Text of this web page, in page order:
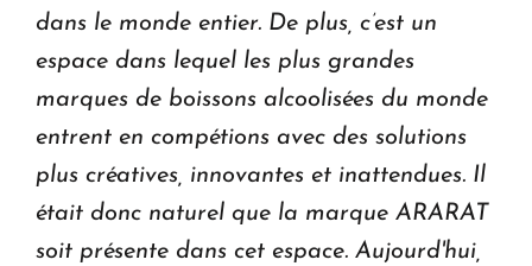
dans le monde entier. De plus, c’est un
espace dans lequel les plus grandes
marques de boissons alcoolisées du monde
entrent en compétions avec des solutions
plus créatives, innovantes et inattendues. Il
était donc naturel que la marque ARARAT
soit présente dans cet espace. Aujourd'hui,